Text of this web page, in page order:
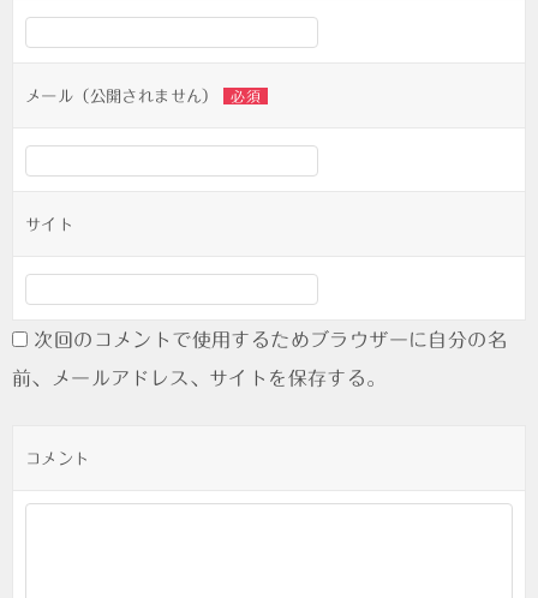
シ
ョ
ンメール（公開されません） 必須
サイト
次回のコメントで使用するためブラウザーに自分の名
前、メールアドレス、サイトを保存する。
コメント